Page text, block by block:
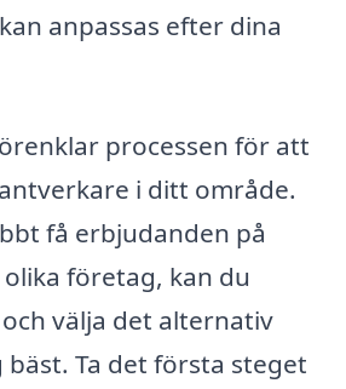
anpassas efter dina
processen för att
i ditt område.
få erbjudanden på
företag, kan du
välja det alternativ
bäst. Ta det första steget